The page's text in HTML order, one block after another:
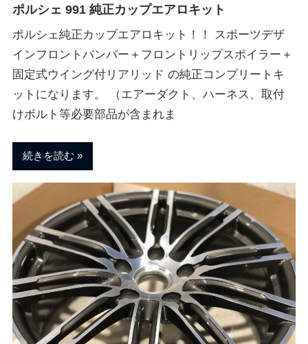
ブ
ロ
ポルシェ 991 純正カップエアロキット
ポルシェ純正カップエアロキット！！ スポーツデザ
インフロントバンパー＋フロントリップスポイラー＋
固定式ウイング付リアリッド の純正コンプリートキ
ットになります。 （エアーダクト、ハーネス、取付
けボルト等必要部品が含まれま
続きを読む